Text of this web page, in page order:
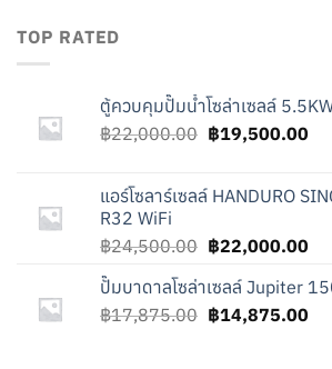
TOP RATED
ตู้ควบคุมปั๊มน้ำโซล่าเซลล์
฿22,000.00 Original
฿22,000.00.
฿19,500.00
฿
แอร์โซลาร์เซลล์ HANDURO
R32 WiFi
฿24,500.00 Original
was:
฿24,500.00.
฿22,000.00
is:
฿
ปั๊มบาดาลโซล่าเซลล์ Jupiter
฿17,875.00 Original
฿14,875.00